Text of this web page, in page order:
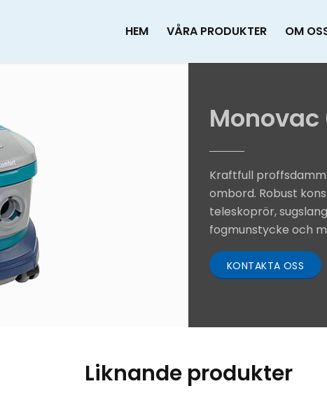
HEM VÅRA PRODUKTER OM
Kraftfull
ombord. Robust
teleskoprör,
fogmunstycke och
KONTAKTA OSS
Liknande produkter